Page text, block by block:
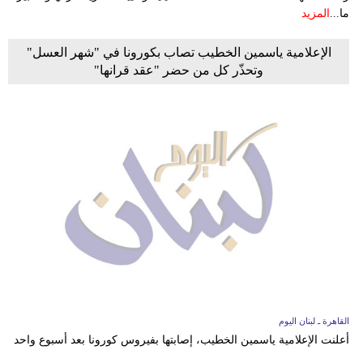
ما... المزيد
الإعلامية ياسمين الخطيب تصاب بكورونا في "شهر العسل"
وتحذّر كل من حضر "عقد قرانها"
القاهرة ـ لبنان اليوم
أعلنت الإعلامية ياسمين الخطيب، إصابتها بفيروس كورونا بعد أسبوع واحد